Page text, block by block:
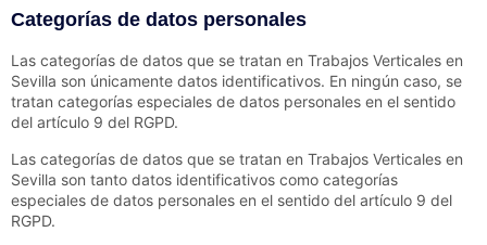
Categorías de datos personales
Las categorías de datos que se tratan en Trabajos Verticales en
Sevilla son únicamente datos identificativos. En ningún caso, se
tratan categorías especiales de datos personales en el sentido
del artículo 9 del RGPD.
Las categorías de datos que se tratan en Trabajos Verticales en
Sevilla son tanto datos identificativos como categorías
especiales de datos personales en el sentido del artículo 9 del
RGPD.